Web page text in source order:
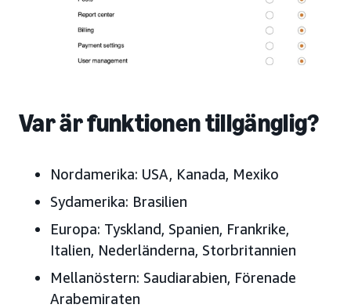
Var är funktionen tillgänglig?
Nordamerika: USA, Kanada, Mexiko
Sydamerika: Brasilien
Europa: Tyskland, Spanien, Frankrike,
Italien, Nederländerna, Storbritannien
Mellanöstern: Saudiarabien, Förenade
Arabemiraten